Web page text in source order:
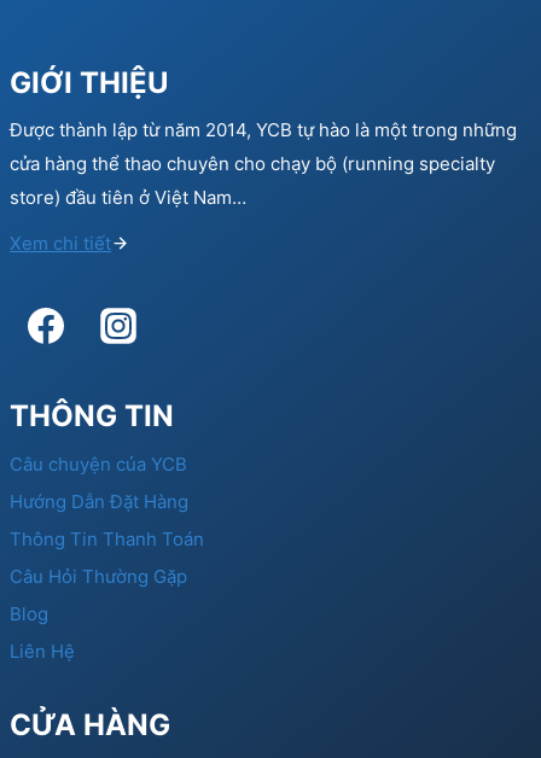
GIỚI THIỆU
Được thành lập từ năm 2014, YCB tự hào là một trong những
cửa hàng thể thao chuyên cho chạy bộ (running specialty
store) đầu tiên ở Việt Nam…
Xem chi tiết
THÔNG TIN
Câu chuyện của YCB
Hướng Dẫn Đặt Hàng
Thông Tin Thanh Toán
Câu Hỏi Thường Gặp
Blog
Liên Hệ
CỬA HÀNG